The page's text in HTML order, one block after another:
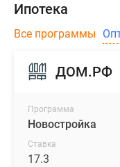
Ипотека
Все программы
ДОМ.РФ
Программа
Новостройка
Ставка
17.3